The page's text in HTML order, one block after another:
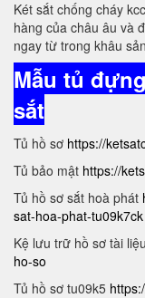
Két sắt chống cháy
hàng của châu âu và
ngay từ trong khâu
Mẫu tủ
sắt
Tủ hồ sơ https://
Tủ bảo mật https://
Tủ hồ sơ sắt hoà phát
sat-hoa-phat-tu09k7ck
Kệ lưu trữ hồ sơ tài liệu
ho-so
Tủ hồ sơ tu09k5